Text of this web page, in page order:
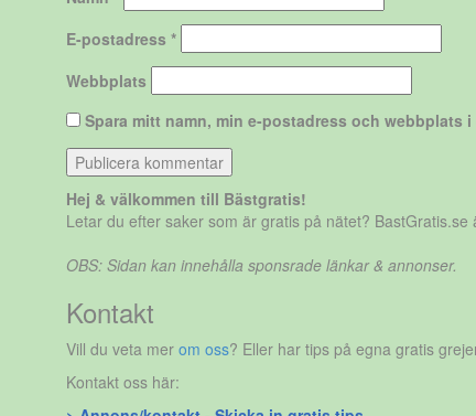
E-postadress *
Webbplats
Spara mitt namn, min e-postadress och webbplats
Hej & välkommen till Bästgratis!
Letar du efter saker som är gratis på nätet?
OBS: Sidan kan innehålla sponsrade länkar & annonser.
Kontakt
Vill du veta mer om oss? Eller har tips på egna gratis
Kontakt oss här: